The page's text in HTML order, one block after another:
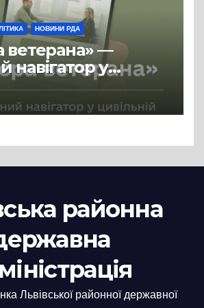
НОВИНИ РДА
ветерана» —
навігатор у
професії
районна
Львівської районної державної